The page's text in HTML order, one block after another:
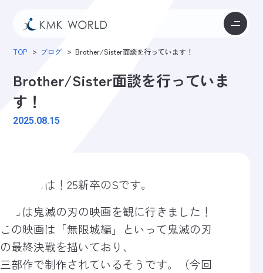
TOP ブログ Brother/Sister面談を行っています！
Brother/Sister面談を行っていま
す！
2025.08.15
こんにちは！25新卒のSです。
先日は鬼滅の刃の映画を観に行きました！
この映画は「無限城編」といって鬼滅の刃
の最終決戦を描いており、
三部作で制作されているそうです。（今回